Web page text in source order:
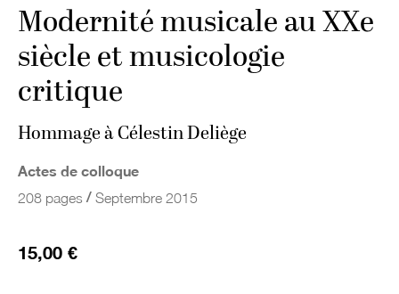
Modernité musicale au XXe
siècle et musicologie
critique
Hommage à Célestin Deliège
Actes de colloque
208 pages / Septembre 2015
15,00 €